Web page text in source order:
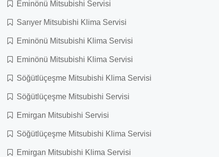
Eminönü Mitsubishi Servisi
Sarıyer Mitsubishi Klima Servisi
Eminönü Mitsubishi Klima Servisi
Eminönü Mitsubishi Klima Servisi
Söğütlüçeşme Mitsubishi Klima Servisi
Söğütlüçeşme Mitsubishi Servisi
Emirgan Mitsubishi Servisi
Söğütlüçeşme Mitsubishi Klima Servisi
Emirgan Mitsubishi Klima Servisi